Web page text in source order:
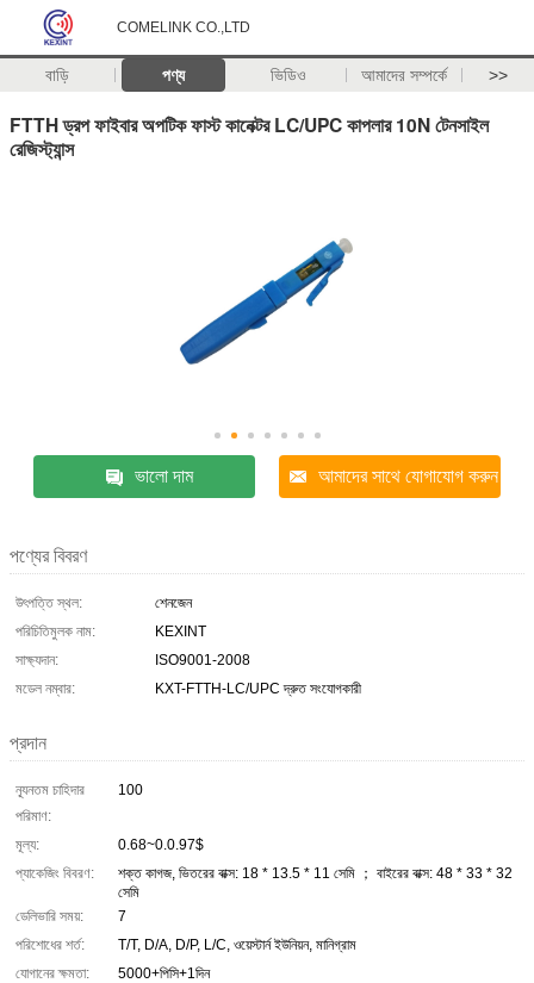
COMELINK CO.,LTD
বাড়ি পণ্য ভিডিও আমাদের সম্পর্কে >>
FTTH ড্রপ ফাইবার অপটিক ফাস্ট কানেক্টর LC/UPC কাপলার 10N টেনসাইল
রেজিস্ট্যান্স
ভালো দাম আমাদের সাথে যোগাযোগ করুন
পণ্যের বিবরণ
উৎপত্তি স্থল:
শেনজেন
পরিচিতিমুলক নাম:
KEXINT
সাক্ষ্যদান:
ISO9001-2008
মডেল নম্বার:
KXT-FTTH-LC/UPC দ্রুত সংযোগকারী
প্রদান
ন্যূনতম চাহিদার
পরিমাণ:
100
মূল্য:
0.68~0.0.97$
প্যাকেজিং বিবরণ:
শক্ত কাগজ, ভিতরের বাক্স: 18 * 13.5 * 11 সেমি ； বাইরের বাক্স: 48 * 33 * 32
সেমি
ডেলিভারি সময়:
7
পরিশোধের শর্ত:
T/T, D/A, D/P, L/C, ওয়েস্টার্ন ইউনিয়ন, মানিগ্রাম
যোগানের ক্ষমতা:
5000+পিসি+1দিন